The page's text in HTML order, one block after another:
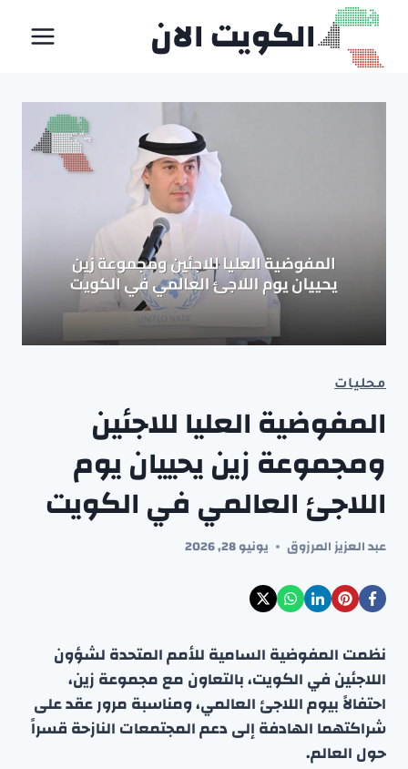
التجاوز
المحتوى
الكويت الان
محليات
المفوضية العليا للاجئين
ومجموعة زين يحييان يوم
اللاجئ العالمي في الكويت
عبد العزيز المرزوق يونيو 28, 2026
نظمت المفوضية السامية للأمم المتحدة لشؤون
اللاجئين في الكويت، بالتعاون مع مجموعة زين،
احتفالاً بيوم اللاجئ العالمي، ومناسبة مرور عقد على
شراكتهما الهادفة إلى دعم المجتمعات النازحة قسراً
حول العالم.